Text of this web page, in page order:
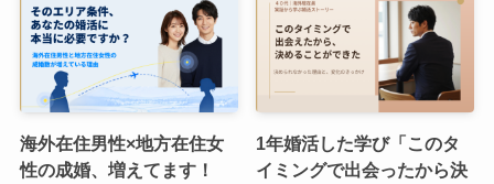
海外在住男性×地方在住女
性の成婚、増えてます！
1年婚活した学び「このタ
イミングで出会ったから決